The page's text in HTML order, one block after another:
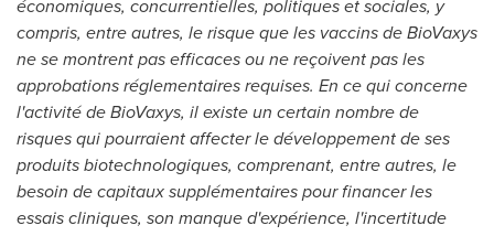
économiques, concurrentielles, politiques et sociales, y
compris, entre autres, le risque que les vaccins de BioVaxys
ne se montrent pas efficaces ou ne reçoivent pas les
approbations réglementaires requises. En ce qui concerne
l'activité de BioVaxys, il existe un certain nombre de
risques qui pourraient affecter le développement de ses
produits biotechnologiques, comprenant, entre autres, le
besoin de capitaux supplémentaires pour financer les
essais cliniques, son manque d'expérience, l'incertitude